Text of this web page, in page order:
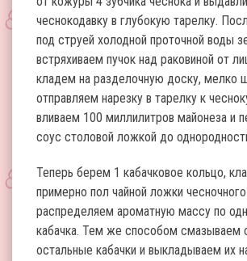
чеснокодавку в глубокую тарелку.
под струей холодной проточной воды
встряхиваем пучок над раковиной от
кладем на разделочную доску, мелко
отправляем нарезку в тарелку к
вливаем 100 миллилитров майонеза и
соус столовой ложкой до
Теперь берем 1 кабачковое кольцо,
примерно пол чайной ложки
распределяем ароматную массу по
кабачка. Тем же способом смазываем
остальные кабачки и выкладываем их